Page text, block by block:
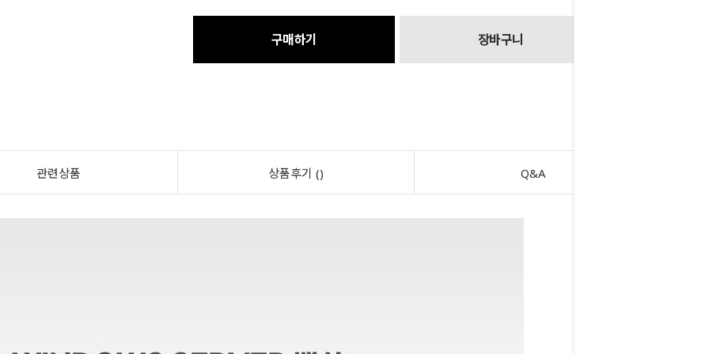
구매하기 장바구니
관련상품 상품후기 () Q&A